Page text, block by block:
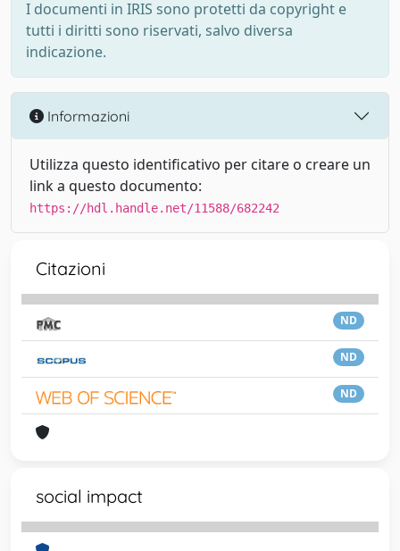
I documenti in IRIS sono protetti da copyright e
tutti i diritti sono riservati, salvo diversa
indicazione.
Informazioni
Utilizza questo identificativo per citare o creare un
link a questo documento:
https://hdl.handle.net/11588/682242
Citazioni
ND
ND
ND
social impact